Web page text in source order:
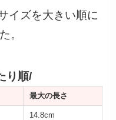
イズを大きい順に
。
り順/
最大の長さ
14.8cm